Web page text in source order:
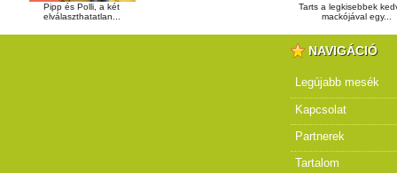
Pipp és Polli, a két
elválaszthatatlan...
Tarts a legkisebbek
mackójával egy...
NAVIGÁCIÓ
Legújabb mesék
Kapcsolat
Partnerek
Tartalom